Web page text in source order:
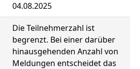
04.08.2025
Die Teilnehmerzahl ist
begrenzt. Bei einer darüber
hinausgehenden Anzahl von
Meldungen entscheidet das